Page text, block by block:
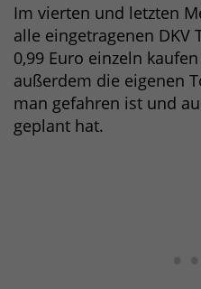
Im vierten und letzten
alle eingetragenen DKV
0,99 Euro einzeln
außerdem die eigenen
man gefahren ist und
geplant hat.